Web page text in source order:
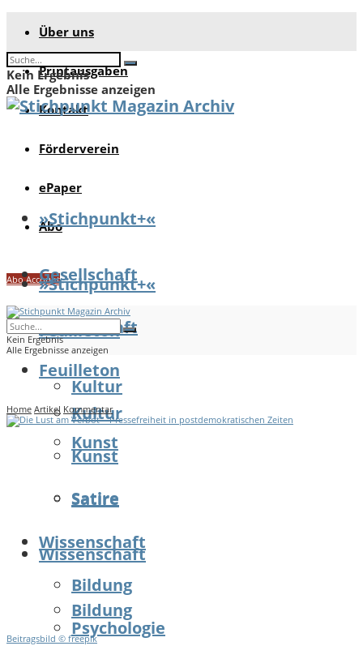
Über uns
Printausgaben
Kontakt
Förderverein
ePaper
Abo
Abo Account
Kein Ergebnis
Alle Ergebnisse anzeigen
»Stichpunkt+«
Gesellschaft
Feuilleton
Kultur
Kunst
Satire
Wissenschaft
Bildung
»Stichpunkt+«
Gesellschaft
Feuilleton
Kultur
Kunst
Satire
Wissenschaft
Bildung
Psychologie
Kein Ergebnis
Alle Ergebnisse anzeigen
Home Artikel Kommentar
Beitragsbild © freepik